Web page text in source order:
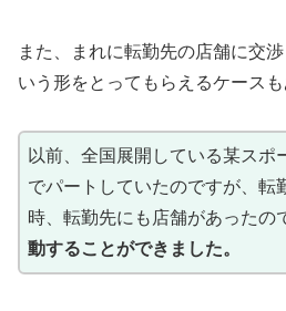
また、まれに転勤先の店舗に交渉
いう形をとってもらえるケースも
以前、全国展開している某スポ
でパートしていたのですが、転
時、転勤先にも店舗があったの
動することができました。